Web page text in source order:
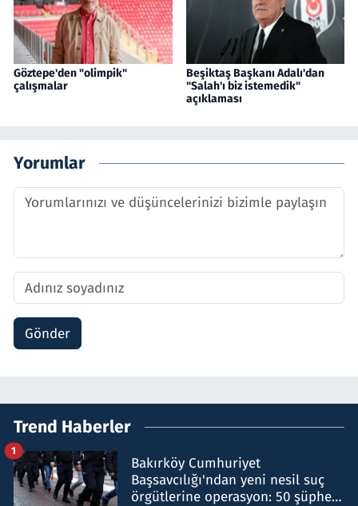
Göztepe'den "olimpik"
çalışmalar
Beşiktaş Başkanı Adalı'dan
"Salah'ı biz istemedik"
açıklaması
Yorumlar
Gönder
Trend Haberler
Bakırköy Cumhuriyet
Başsavcılığı'ndan yeni nesil suç
örgütlerine operasyon: 50 şüpheli
1